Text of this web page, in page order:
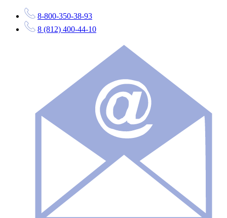
8-800-350-38-93
8 (812) 400-44-10